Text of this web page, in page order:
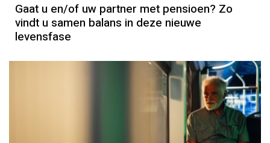
Gaat u en/of uw partner met pensioen? Zo
vindt u samen balans in deze nieuwe
levensfase